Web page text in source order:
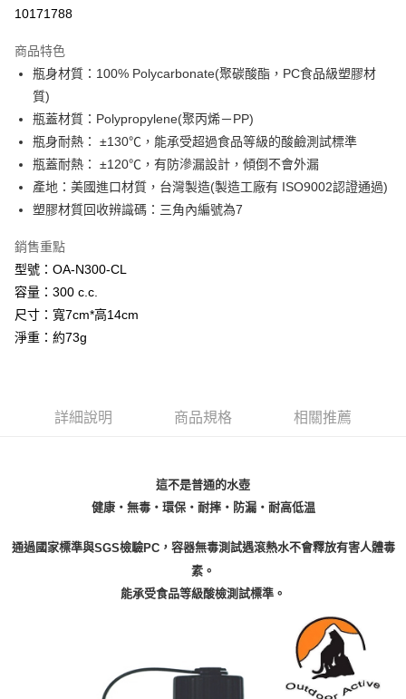
悠遊付
Google Pay
全盈+PAY
AFTEE先享後付
相關說明
【關於「AFTEE先享後付」】
AFTEE先享後付是「在收到商品之後才付款」的支付方式。 讓您購物簡單
１．簡單：不需註冊會員、不需綁卡、不需儲值。
２．便利：只要手機號碼，簡訊認證，即可結帳。
３．安心：先確認商品／服務後，再付款。
【「AFTEE先享後付」結帳流程】
１．於結帳方式選擇「AFTEE先享後付」後，將跳轉至「AFTEE先享後付」
※ 請注意：結帳手續完成當下不需立刻繳費，但若您需要取消訂單，請聯絡
是否繳費成功／繳費後需取消欲退款等相關疑問，請聯繫「AFTEE先享後付
１．透過由恩沛科技股份有限公司提供之「AFTEE先享後付」服務完成之交
易，需依本服務之必要範圍內提供個人資料，並將交易相關給付款項請求債
２．關於個人資料處理事宜，請瀏覽以下網址：
３．未成年的使用者請事先徵得法定代理人或監護人之同意方可使用
「AFTEE先享後付」，若未經同意申辦者引起之損失，本公司不負相關責
４．使用「AFTEE先享後付」時，將依據個別帳號之用戶狀況，依本公司即
時審查核予不同之上限額度；若仍有額度不足之情形，本公司將視審查結果
ATM付款
運送方式
全家取貨付款
每筆NT$60，滿NT$599(含以上)免運費
付款後全家取貨
每筆NT$60，滿NT$799(含以上)免運費
每筆NT$60，滿NT$799(含以上)免運費
10171788
商品特色
瓶身材質：100% Polycarbonate(聚碳酸酯，PC食品級塑膠材
質)
瓶蓋材質：Polypropylene(聚丙烯－PP)
瓶身耐熱： ±130℃，能承受超過食品等級的酸鹼測試標準
瓶蓋耐熱： ±120℃，有防滲漏設計，傾倒不會外漏
產地：美國進口材質，台灣製造(製造工廠有 ISO9002認證通過)
塑膠材質回收辨識碼：三角內編號為7
銷售重點
型號：OA-N300-CL
容量：300 c.c.
尺寸：寬7cm*高14cm
淨重：約73g
詳細說明 商品規格 相關推薦
這不是普通的水壺
健康‧無毒‧環保‧耐摔‧防漏‧耐高低温
通過國家標準與SGS檢驗PC，容器無毒測試遇滾熱水不會釋放有害人體毒
素。
能承受食品等級酸檢測試標準。